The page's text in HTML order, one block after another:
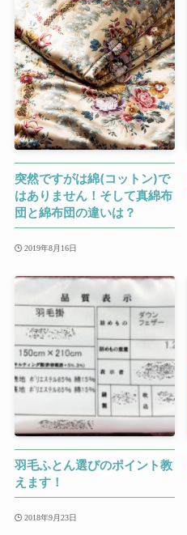
突然ですがは綿(コットン)で
はありません！そして真綿布
団と綿布団の違いは？
2019年8月16日
羽毛ふとん選びのポイント教
えます！
2018年9月23日